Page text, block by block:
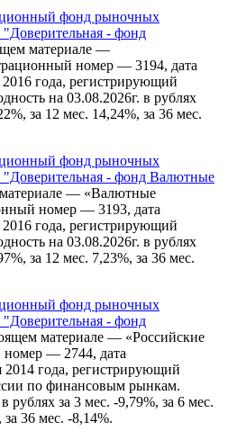
фонд рыночных
- фонд
материале —
номер — 3194, дата
года, регистрирующий
на 03.08.2026г. в рублях
за 12 мес. 14,24%, за 36 мес.
фонд рыночных
- фонд Валютные
— «Валютные
номер — 3193, дата
года, регистрирующий
на 03.08.2026г. в рублях
за 12 мес. 7,23%, за 36 мес.
фонд рыночных
- фонд
материале — «Российские
— 2744, дата
года, регистрирующий
по финансовым рынкам.
рублях за 3 мес. -9,79%, за 6 мес.
36 мес. -8,14%.